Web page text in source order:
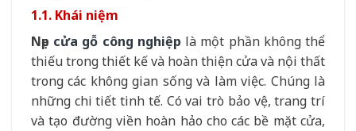
1.1. Khái niệm
Nẹp cửa gỗ công nghiệp là một phần không thể
thiếu trong thiết kế và hoàn thiện cửa và nội thất
trong các không gian sống và làm việc. Chúng là
những chi tiết tinh tế. Có vai trò bảo vệ, trang trí
và tạo đường viền hoàn hảo cho các bề mặt cửa,